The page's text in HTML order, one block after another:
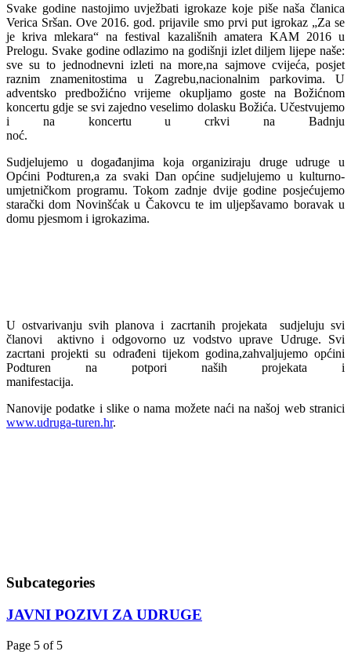
Svake godine nastojimo uvježbati igrokaze koje piše naša članica
Verica Sršan. Ove 2016. god. prijavile smo prvi put igrokaz „Za se
je kriva mlekara“ na festival kazališnih amatera KAM 2016 u
Prelogu. Svake godine odlazimo na godišnji izlet diljem lijepe naše:
sve su to jednodnevni izleti na more,na sajmove cvijeća, posjet
raznim znamenitostima u Zagrebu,nacionalnim parkovima. U
adventsko predbožićno vrijeme okupljamo goste na Božićnom
koncertu gdje se svi zajedno veselimo dolasku Božića. Učestvujemo
i na koncertu u crkvi na Badnju
noć.
Sudjelujemo u događanjima koja organiziraju druge udruge u
Općini Podturen,a za svaki Dan općine sudjelujemo u kulturno-
umjetničkom programu. Tokom zadnje dvije godine posjećujemo
starački dom Novinšćak u Čakovcu te im uljepšavamo boravak u
domu pjesmom i igrokazima.
U ostvarivanju svih planova i zacrtanih projekata sudjeluju svi
članovi aktivno i odgovorno uz vodstvo uprave Udruge. Svi
zacrtani projekti su odrađeni tijekom godina,zahvaljujemo općini
Podturen na potpori naših projekata i
manifestacija.
Nanovije podatke i slike o nama možete naći na našoj web stranici
www.udruga-turen.hr.
Subcategories
JAVNI POZIVI ZA UDRUGE
Page 5 of 5